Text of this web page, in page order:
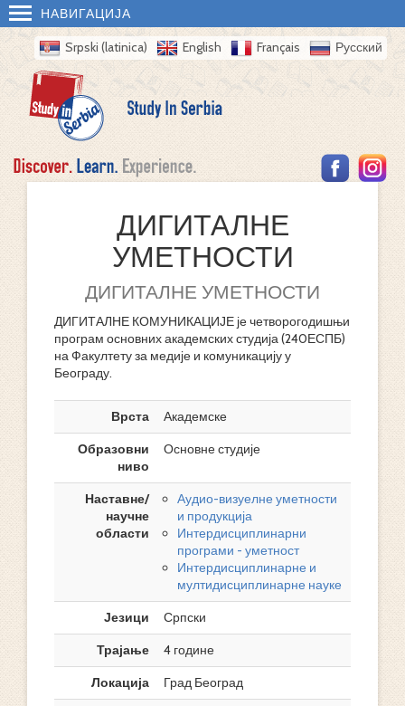
НАВИГАЦИЈА
Srpski (latinica) English Français Русский
ДИГИТАЛНЕ
УМЕТНОСТИ
ДИГИТАЛНЕ УМЕТНОСТИ
ДИГИТАЛНЕ КОМУНИКАЦИЈЕ је четворогодишњи
програм основних академских студија (240ЕСПБ)
на Факултету за медије и комуникацију у
Београду.
Врста
Академске
Образовни
ниво
Основне студије
Наставне/
научне
области
Аудио-визуелне уметности
и продукција
Интердисциплинарни
програми - уметност
Интердисциплинарне и
мултидисциплинарне науке
Језици
Српски
Трајање
4 године
Локација
Град Београд